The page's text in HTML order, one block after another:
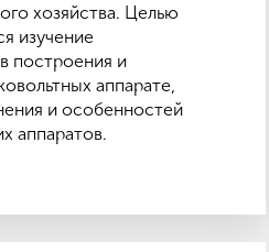
хозяйства. Целью
изучение
построения и
аппарате,
и особенностей
аппаратов.